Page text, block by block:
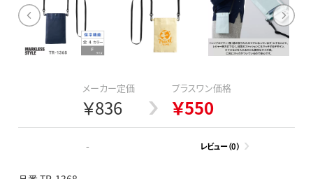
メーカー定価
￥836
プラスワン価格
￥550
- レビュー（0）